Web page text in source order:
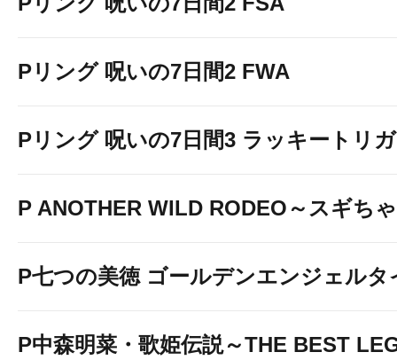
Pリング 呪いの7日間2 FWA
Pリング 呪いの7日間3 ラッキートリ
P ANOTHER WILD RODEO～スギち
P七つの美徳 ゴールデンエンジェルタ
P中森明菜・歌姫伝説～THE BEST